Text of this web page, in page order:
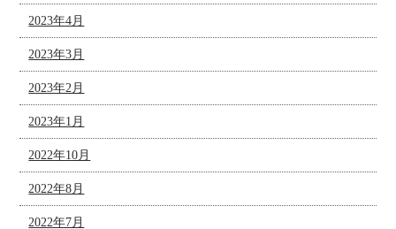
2023年4月
2023年3月
2023年2月
2023年1月
2022年10月
2022年8月
2022年7月